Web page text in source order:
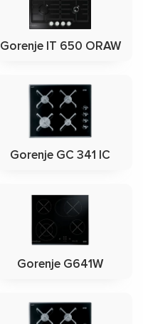
Gorenje IT 650 ORAW
Gorenje GC 341 IC
Gorenje G641W